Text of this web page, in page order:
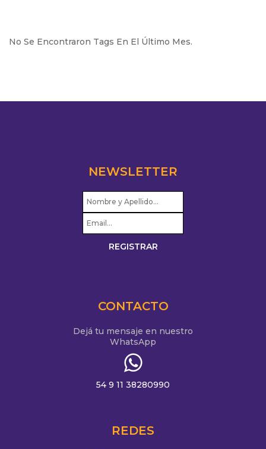
No Se Encontraron Tags En El Último Mes.
NEWSLETTER
CONTACTO
Dejá tu mensaje en nuestro
WhatsApp
54 9 11 38280990
REDES